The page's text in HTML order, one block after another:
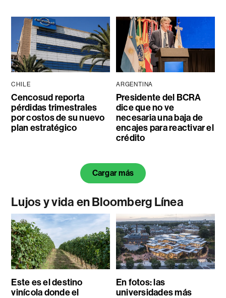
CHILE
Cencosud reporta
pérdidas trimestrales
por costos de su nuevo
plan estratégico
ARGENTINA
Presidente del BCRA
dice que no ve
necesaria una baja de
encajes para reactivar el
crédito
Cargar más
Lujos y vida en Bloomberg Línea
Este es el destino
vinícola donde el
En fotos: las
universidades más